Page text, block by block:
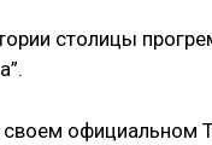
столицы
официальном